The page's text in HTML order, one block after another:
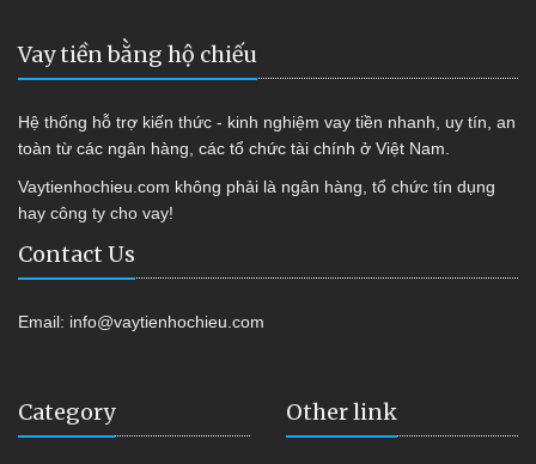
Vay tiền bằng hộ chiếu
Hệ thống hỗ trợ kiến thức - kinh nghiệm vay tiền nhanh, uy tín, an
toàn từ các ngân hàng, các tổ chức tài chính ở Việt Nam.
Vaytienhochieu.com không phải là ngân hàng, tổ chức tín dụng
hay công ty cho vay!
Contact Us
Email: info@vaytienhochieu.com
Category Other link